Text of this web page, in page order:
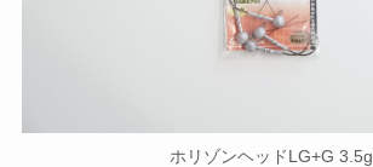
ホリゾンヘッドLG+G 3.5g